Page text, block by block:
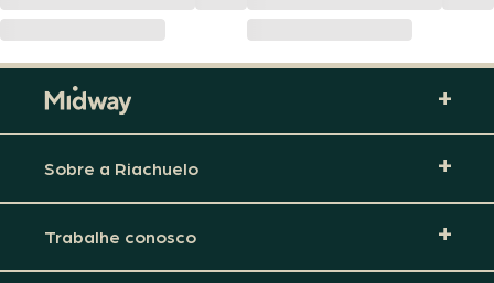
Sobre a Riachuelo
Trabalhe conosco